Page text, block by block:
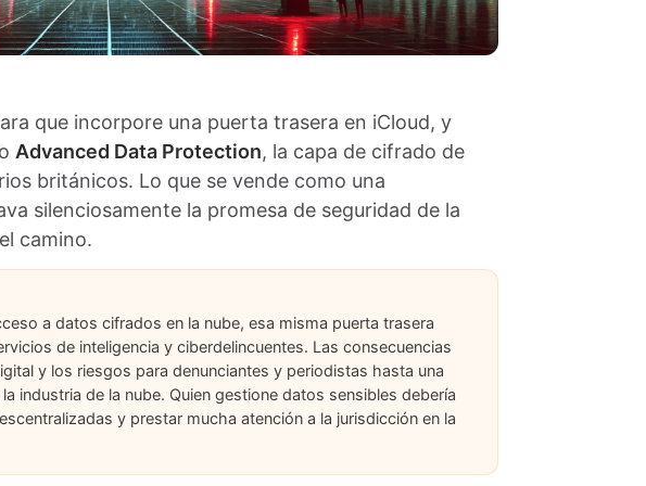
que incorpore una puerta trasera en iCloud, y
Advanced Data Protection, la capa de cifrado de
británicos. Lo que se vende como una
silenciosamente la promesa de seguridad de la
camino.
a datos cifrados en la nube, esa misma puerta trasera
de inteligencia y ciberdelincuentes. Las consecuencias
y los riesgos para denunciantes y periodistas hasta una
industria de la nube. Quien gestione datos sensibles debería
y prestar mucha atención a la jurisdicción en la